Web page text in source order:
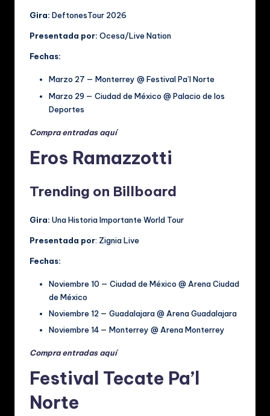
Gira: DeftonesTour 2026
Presentada por: Ocesa/Live Nation
Fechas:
Marzo 27 — Monterrey @ Festival Pa’l Norte
Marzo 29 — Ciudad de México @ Palacio de los
Deportes
Compra entradas aquí
Eros Ramazzotti
Trending on Billboard
Gira: Una Historia Importante World Tour
Presentada por: Zignia Live
Fechas:
Noviembre 10 — Ciudad de México @ Arena Ciudad
de México
Noviembre 12 — Guadalajara @ Arena Guadalajara
Noviembre 14 — Monterrey @ Arena Monterrey
Compra entradas aquí
Festival Tecate Pa’l
Norte